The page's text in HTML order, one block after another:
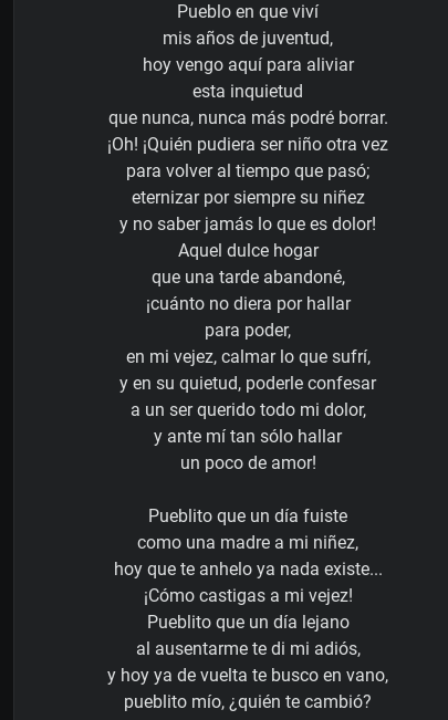
Pueblo en que viví
mis años de juventud,
hoy vengo aquí para aliviar
esta inquietud
que nunca, nunca más podré borrar.
¡Oh! ¡Quién pudiera ser niño otra vez
para volver al tiempo que pasó;
eternizar por siempre su niñez
y no saber jamás lo que es dolor!
Aquel dulce hogar
que una tarde abandoné,
¡cuánto no diera por hallar
para poder,
en mi vejez, calmar lo que sufrí,
y en su quietud, poderle confesar
a un ser querido todo mi dolor,
y ante mí tan sólo hallar
un poco de amor!
Pueblito que un día fuiste
como una madre a mi niñez,
hoy que te anhelo ya nada existe...
¡Cómo castigas a mi vejez!
Pueblito que un día lejano
al ausentarme te di mi adiós,
y hoy ya de vuelta te busco en vano,
pueblito mío, ¿quién te cambió?